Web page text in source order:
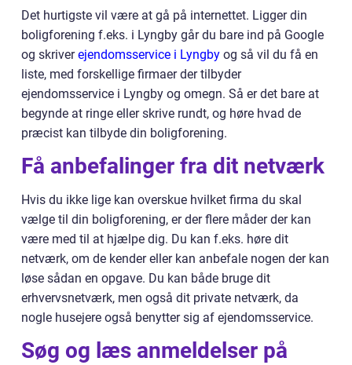
Det hurtigste vil være at gå på internettet. Ligger din
boligforening f.eks. i Lyngby går du bare ind på Google
og skriverejendomsservice i Lyngby og så vil du få en
liste, med forskellige firmaer der tilbyder
ejendomsservice i Lyngby og omegn. Så er det bare at
begynde at ringe eller skrive rundt, og høre hvad de
præcist kan tilbyde din boligforening.
Få anbefalinger fra dit netværk
Hvis du ikke lige kan overskue hvilket firma du skal
vælge til din boligforening, er der flere måder der kan
være med til at hjælpe dig. Du kan f.eks. høre dit
netværk, om de kender eller kan anbefale nogen der kan
løse sådan en opgave. Du kan både bruge dit
erhvervsnetværk, men også dit private netværk, da
nogle husejere også benytter sig af ejendomsservice.
Søg og læs anmeldelser på